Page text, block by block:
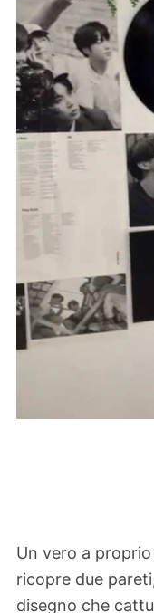
Un vero a
ricopre due
disegno che